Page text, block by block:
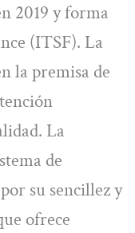
2019 y forma
(ITSF). La
la premisa de
La
de
su sencillez y
ofrece